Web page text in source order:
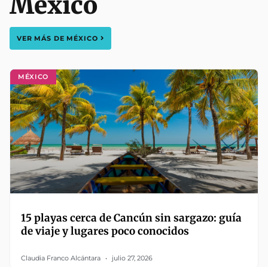
VER MÁS DE MÉXICO
MÉXICO
15 playas cerca de Cancún sin sargazo: guía
de viaje y lugares poco conocidos
Claudia Franco Alcántara julio 27, 2026